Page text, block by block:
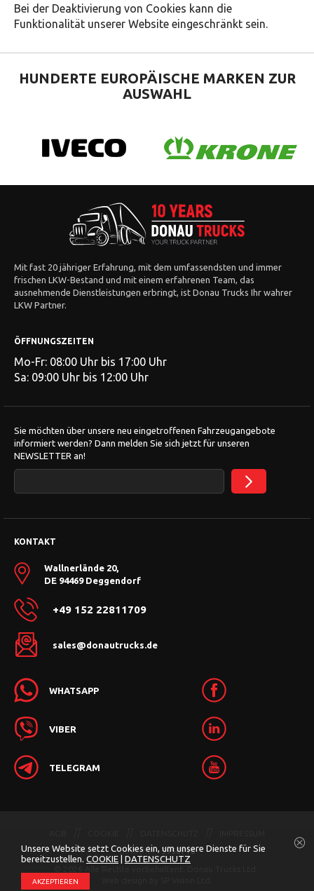
Bei der Deaktivierung von Cookies kann die
Funktionalität unserer Website eingeschränkt sein.
HUNDERTE EUROPÄISCHE MARKEN ZUR
AUSWAHL
Mit fast 20 jähriger Erfahrung, mit dem umfassendsten und immer
frischen LKW-Bestand und mit einem erfahrenen Team, das
ausnehmende Dienstleistungen erbringt, ist Donau Trucks Ihr wahrer
LKW Partner.
ÖFFNUNGSZEITEN
Mo-Fr: 08:00 Uhr bis 17:00 Uhr
Sa: 09:00 Uhr bis 12:00 Uhr
KONTAKT
Wallnerlände 20,
DE 94469 Deggendorf
+49 152 22811709
sales@donautrucks.de
WHATSAPP
VIBER
TELEGRAM
Sie möchten über unsere neu eingetroffenen Fahrzeugangebote
informiert werden? Dann melden Sie sich jetzt für unseren
NEWSLETTER an!
Besucher: 5956718
Unsere Website setzt Cookies ein, um unsere Dienste für Sie
bereitzustellen. COOKIE DATENSCHUTZ
АKZEPTIEREN